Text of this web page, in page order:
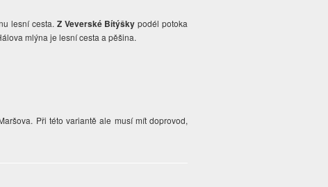
lesní cesta. Z Veverské Bítýškypodél potoka
mlýna je lesní cesta a pěšina.
Při této variantě ale musí mít doprovod,